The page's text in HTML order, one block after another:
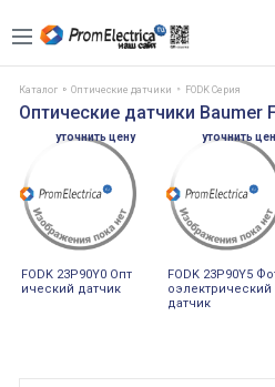
Каталог Оптические датчики FODK Серия
Оптические датчики Baumer
уточнить цену
FODK 23P90Y0 Опт
ический датчик
уточнить
FODK 23P90Y5
оэлектрический
датчик